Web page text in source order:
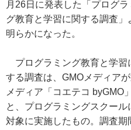
月26日に発表した「プログラ
グ教育と学習に関する調査」
明らかになった。
プログラミング教育と学習
する調査は、GMOメディア
メディア「コエテコ byGMO
と、プログラミングスクー
対象に実施したもの。調査